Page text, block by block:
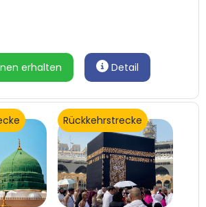
erhalten Detail
Rückkehrstrecke